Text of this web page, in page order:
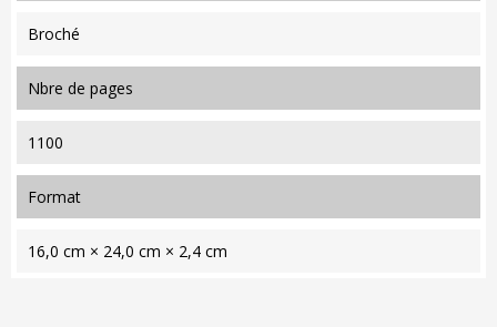
Broché
nbre de pages
1100
format
16,0 cm × 24,0 cm × 2,4 cm